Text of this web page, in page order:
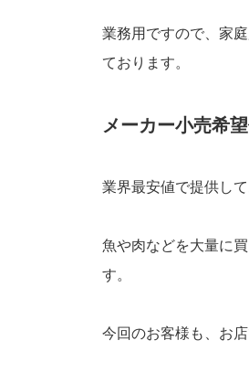
業務用ですので、家
ております。
メーカー小売希
業界最安値で提供して
魚や肉などを大量に
す。
今回のお客様も、お